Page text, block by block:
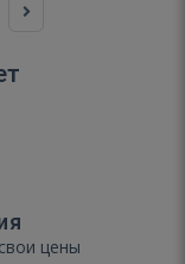
цены